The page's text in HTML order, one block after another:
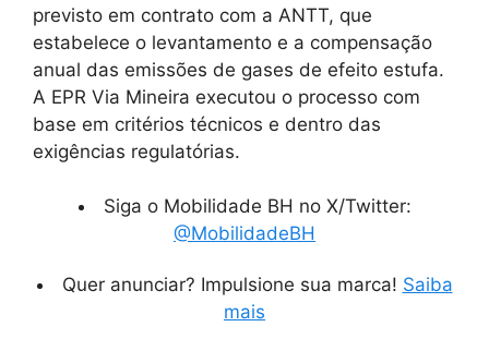
previsto em contrato com a ANTT, que
estabelece o levantamento e a compensação
anual das emissões de gases de efeito estufa.
A EPR Via Mineira executou o processo com
base em critérios técnicos e dentro das
exigências regulatórias.
Siga o Mobilidade BH no X/Twitter:
@MobilidadeBH
Quer anunciar? Impulsione sua marca! Saiba
mais